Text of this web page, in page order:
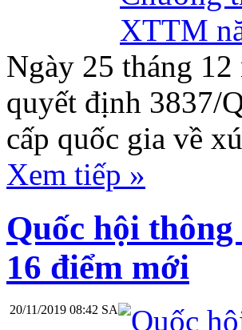
Ngày 25 tháng
quyết định 3837/
cấp quốc gia về
Xem tiếp »
Quốc hội
16 điểm mới
20/11/2019 08:42 SA